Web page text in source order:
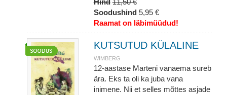
Hind 11,50 €
Soodushind 5,95 €
Raamat on läbimüüdud!
KUTSUTUD KÜLALINE
WIMBERG
12-aastase Marteni vanaema sureb
ära. Eks ta oli ka juba vana
inimene. Nii et selles mõttes asjade